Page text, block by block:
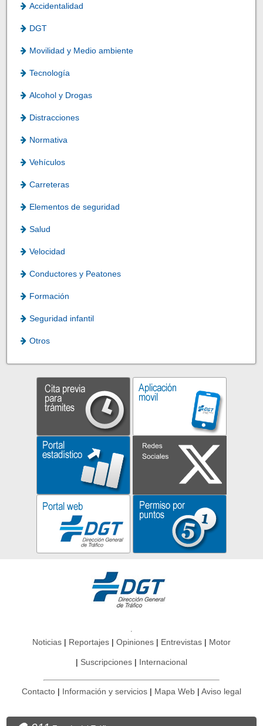
Accidentalidad
DGT
Movilidad y Medio ambiente
Tecnología
Alcohol y Drogas
Distracciones
Normativa
Vehículos
Carreteras
Elementos de seguridad
Salud
Velocidad
Conductores y Peatones
Formación
Seguridad infantil
Otros
Noticias Reportajes Opiniones Entrevistas Motor
Suscripciones Internacional
Contacto Información y servicios Mapa Web Aviso legal